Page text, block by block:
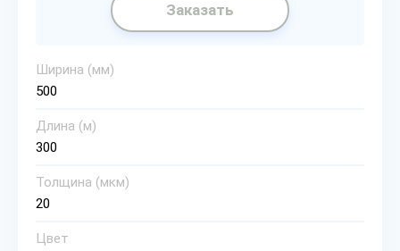
Заказать
Ширина (мм)
500
Длина (м)
300
Толщина (мкм)
20
Цвет